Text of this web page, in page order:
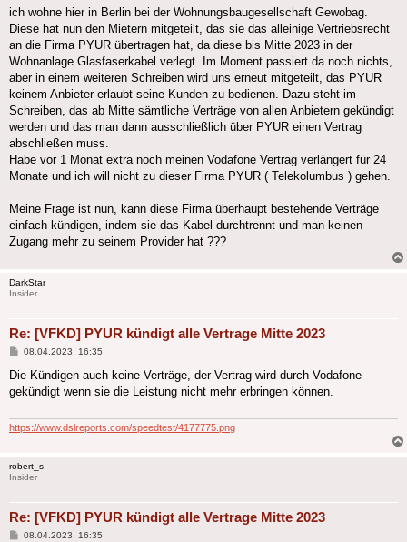
ich wohne hier in Berlin bei der Wohnungsbaugesellschaft Gewobag.
Diese hat nun den Mietern mitgeteilt, das sie das alleinige Vertriebsrecht
an die Firma PYUR übertragen hat, da diese bis Mitte 2023 in der
Wohnanlage Glasfaserkabel verlegt. Im Moment passiert da noch nichts,
aber in einem weiteren Schreiben wird uns erneut mitgeteilt, das PYUR
keinem Anbieter erlaubt seine Kunden zu bedienen. Dazu steht im
Schreiben, das ab Mitte sämtliche Verträge von allen Anbietern gekündigt
werden und das man dann ausschließlich über PYUR einen Vertrag
abschließen muss.
Habe vor 1 Monat extra noch meinen Vodafone Vertrag verlängert für 24
Monate und ich will nicht zu dieser Firma PYUR ( Telekolumbus ) gehen.
Meine Frage ist nun, kann diese Firma überhaupt bestehende Verträge
einfach kündigen, indem sie das Kabel durchtrennt und man keinen
Zugang mehr zu seinem Provider hat ???
DarkStar
Insider
Re: [VFKD] PYUR kündigt alle Vertrage Mitte 2023
Beitrag
08.04.2023, 16:35
Die Kündigen auch keine Verträge, der Vertrag wird durch Vodafone
gekündigt wenn sie die Leistung nicht mehr erbringen können.
https://www.dslreports.com/speedtest/4177775.png
robert_s
Insider
Re: [VFKD] PYUR kündigt alle Vertrage Mitte 2023
Beitrag
08.04.2023, 16:35